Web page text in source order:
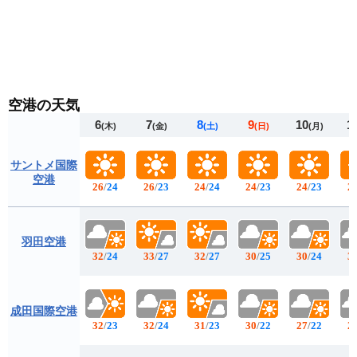
空港の天気
サントメ国際
空港
羽田空港
成田国際空港
6(木)
26/24
32/24
32/23
7(金)
26/23
33/27
32/24
8(土)
24/24
32/27
31/23
9(日)
24/23
30/25
30/22
10(月)
24/23
30/24
27/22